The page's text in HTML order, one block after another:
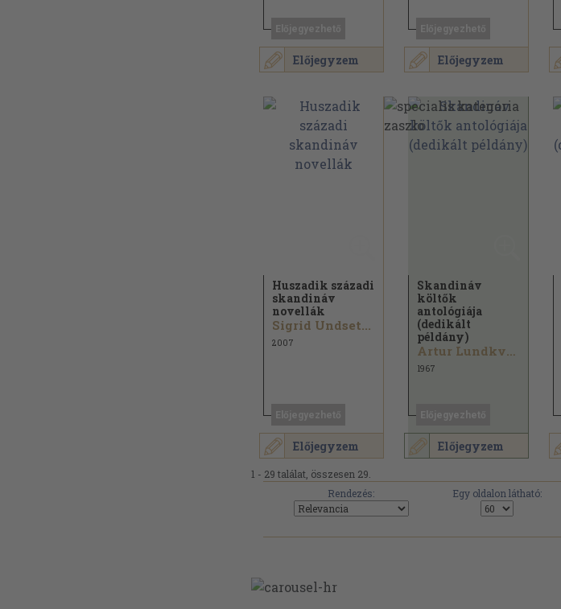
Előjegyzem Előjegyzem
Előjegyzem
Huszadik századi
skandináv
novellák
Sigrid Undset...
2007
Előjegyzem
Skandináv
költők
antológiája
(dedikált
példány)
Artur Lundkvist...
1967
1 - 29 találat, összesen 29.
Rendezés:
Egy oldalon látható: